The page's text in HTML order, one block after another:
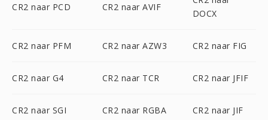
CR2 naar PCD CR2 naar AVIF
DOCX
CR2 naar PFM CR2 naar AZW3 CR2 naar FIG
CR2 naar G4 CR2 naar TCR CR2 naar JFIF
CR2 naar SGI CR2 naar RGBA CR2 naar JIF